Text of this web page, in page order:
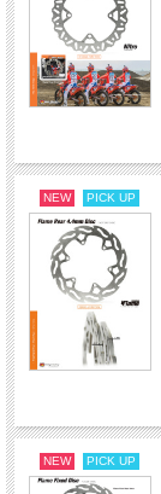
NEW PICK UP
NEW PICK UP